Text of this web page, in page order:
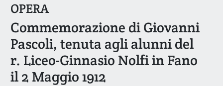
OPERA
Commemorazione di Giovanni
Pascoli, tenuta agli alunni del
r. Liceo-Ginnasio Nolfi in Fano
il 2 Maggio 1912